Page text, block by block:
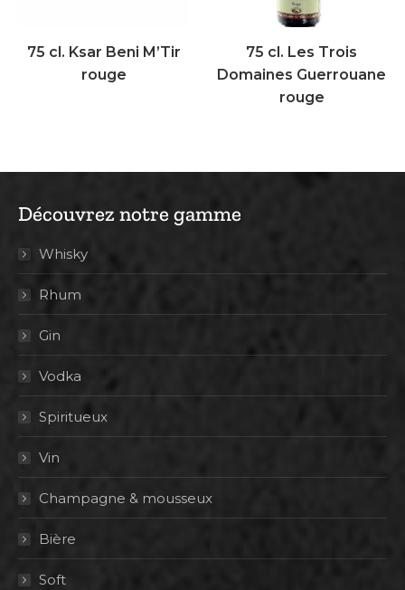
75 cl. Ksar Beni M’Tir
rouge
75 cl. Les Trois
Domaines Guerrouane
rouge
Découvrez notre gamme
Whisky
Rhum
Gin
Vodka
Spiritueux
Vin
Champagne & mousseux
Bière
Soft